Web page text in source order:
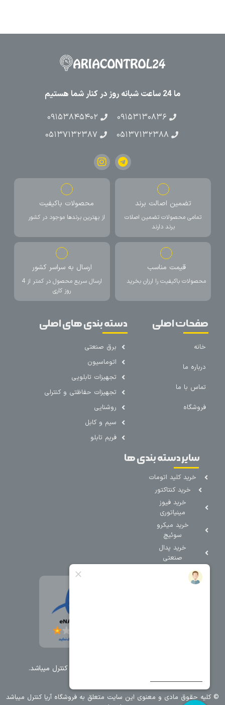
ما 24 ساعت شبانه روز در کنار شما هستیم
۰۹۱۵۳۱۳۰۸۳۶
۰۹۱۵۳۸۴۵۴۰۲
۰۵۱۳۷۱۳۲۳۸۸
۰۵۱۳۷۱۳۲۳۸۷
تضمین اصالت برند
تمامی محصولات تضمین اصلات
برند دارند
محصولات باکیفیت
از بهترین برندها موجود در کشور
قیمت مناسب
محصولات باکیفیت را ارزان بخرید
ارسال به سراسر کشور
ارسال سریع محصول در کمتر از 4
روز کاری
صفحات اصلی
خانه
درباره ما
تماس با ما
فروشگاه
دسته بندی های اصلی
برق صنعتی
اتوماسیون
تجهیزات تابلویی
تجهیزات حفاظتی و کنترلی
روشنایی
سیم و کابل
فریم تابلو
سایر دسته بندی ها
خرید کلید اتومات
خرید کنتاکتور
خرید فیوز
مینیاتوری
خرید میکرو
سوئیچ
خرید پدال
صنعتی
تمامی حقوق مطالب و سایت نزد شرکت اریا کنترل میباشد.
© کليه حقوق مادی و معنوی اين سايت متعلق به فروشگاه آریا کنترل ميباشد